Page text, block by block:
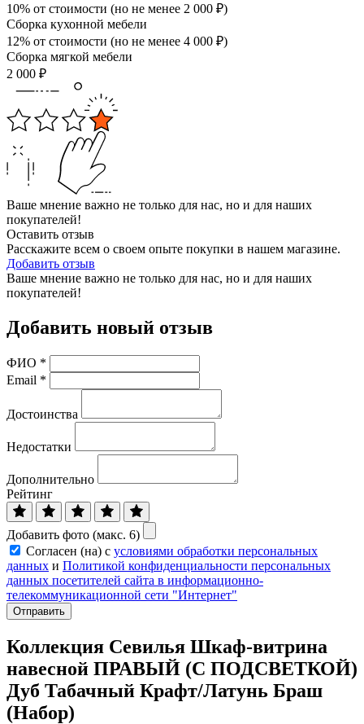
10% от стоимости (но не менее 2 000 ₽)
Сборка кухонной мебели
12% от стоимости (но не менее 4 000 ₽)
Сборка мягкой мебели
2 000 ₽
Ваше мнение важно не только для нас, но и для наших
покупателей!
Оставить отзыв
Расскажите всем о своем опыте покупки в нашем магазине.
Добавить отзыв
Ваше мнение важно не только для нас, но и для наших
покупателей!
Добавить новый отзыв
ФИО *
Email *
Достоинства
Недостатки
Дополнительно
Рейтинг
Добавить фото (макс. 6)
Согласен (на) с условиями обработки персональных
данных и Политикой конфиденциальности персональных
данных посетителей сайта в информационно-
телекоммуникационной сети "Интернет"
Отправить
Коллекция Севилья Шкаф-витрина
навесной ПРАВЫЙ (С ПОДСВЕТКОЙ)
Дуб Табачный Крафт/Латунь Браш
(Набор)